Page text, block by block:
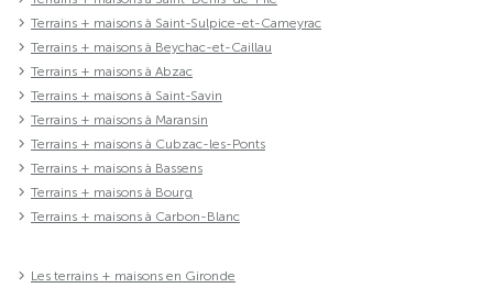
Terrains + maisons à Saint-Sulpice-et-Cameyrac
Terrains + maisons à Beychac-et-Caillau
Terrains + maisons à Abzac
Terrains + maisons à Saint-Savin
Terrains + maisons à Maransin
Terrains + maisons à Cubzac-les-Ponts
Terrains + maisons à Bassens
Terrains + maisons à Bourg
Terrains + maisons à Carbon-Blanc
Les terrains + maisons en Gironde